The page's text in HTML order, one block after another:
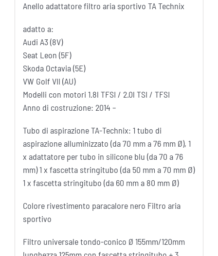
Anello adattatore filtro aria sportivo TA Technix
adatto a:
Audi A3 (8V)
Seat Leon (5F)
Skoda Octavia (5E)
VW Golf VII (AU)
Modelli con motori 1.8l TFSI / 2.0l TSI / TFSI
Anno di costruzione: 2014 –
Tubo di aspirazione TA-Technix: 1 tubo di
aspirazione alluminizzato (da 70 mm a 76 mm Ø), 1
x adattatore per tubo in silicone blu (da 70 a 76
mm) 1 x fascetta stringitubo (da 50 mm a 70 mm Ø)
1 x fascetta stringitubo (da 60 mm a 80 mm Ø)
Colore rivestimento paracalore nero Filtro aria
sportivo
Filtro universale tondo-conico Ø 155mm/120mm